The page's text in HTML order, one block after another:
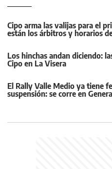
Cipo arma las valijas para el
están los árbitros y horarios
Los hinchas andan diciendo:
Cipo en La Visera
El Rally Valle Medio ya tiene
suspensión: se corre en